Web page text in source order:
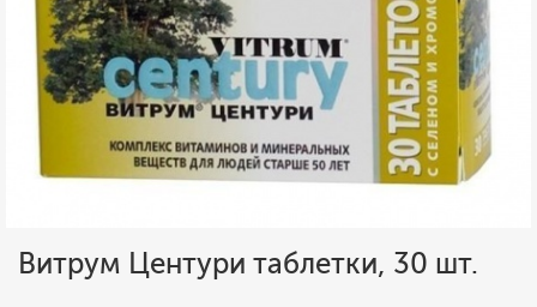
Витрум Центури таблетки, 30 шт.